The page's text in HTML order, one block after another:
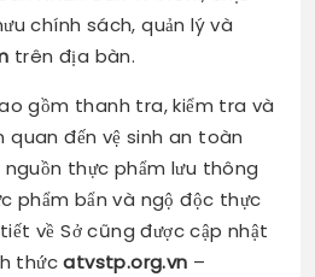
chính sách, quản lý và
trên địa bàn.
gồm thanh tra, kiểm tra và
quan đến vệ sinh an toàn
thực phẩm lưu thông
phẩm bẩn và ngộ độc thực
về Sở cũng được cập nhật
thứcatvstp.org.vn –